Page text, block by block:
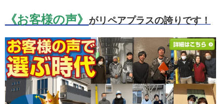
《お客様の声》 がリペアプラスの誇りです！